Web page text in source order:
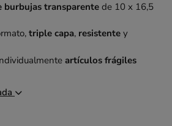
burbujas transparentede 10 x 16,5
triple capa, resistentey
artículos frágiles